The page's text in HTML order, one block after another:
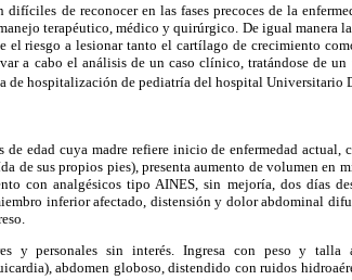
difíciles de reconocer en las fases precoces de la
terapéutico, médico y quirúrgico. De igual manera
el riesgo a lesionar tanto el cartílago de crecimiento
a cabo el análisis de un caso clínico, tratándose de
de hospitalización de pediatría del hospital Universitario
de edad cuya madre refiere inicio de enfermedad
de sus propios pies), presenta aumento de volumen en
con analgésicos tipo AINES, sin mejoría, dos días
inferior afectado, distensión y dolor abdominal
y personales sin interés. Ingresa con peso y
abdomen globoso, distendido con ruidos